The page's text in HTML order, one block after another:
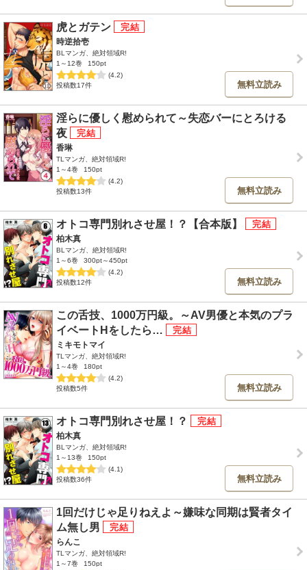
虎とガテン
時逆拾壱
BLマンガ、絶対領域R!
1～12巻
150pt
(4.2)
投稿数17件
無料立読み
淫らに優しく慰められて～失恋バーにとろける
夜
香琳
TLマンガ、絶対領域R!
1～4巻
150pt
(4.2)
投稿数13件
無料立読み
オトコ専門別れさせ屋！？【合本版】
柏木真
BLマンガ、絶対領域R!
1～6巻
300pt～450pt
(4.2)
投稿数12件
無料立読み
この舌技、1000万円級。～AV男優と本気のプラ
イベートHをしたら…
ミキモトマイ
TLマンガ、絶対領域R!
1～4巻
180pt
(4.2)
投稿数5件
無料立読み
オトコ専門別れさせ屋！？
柏木真
BLマンガ、絶対領域R!
1～13巻
150pt
(4.1)
投稿数36件
無料立読み
1回だけじゃ足りねえよ～嫌味な同期は賢者タイ
ム無し男
らんこ
TLマンガ、絶対領域R!
1～7巻
150pt